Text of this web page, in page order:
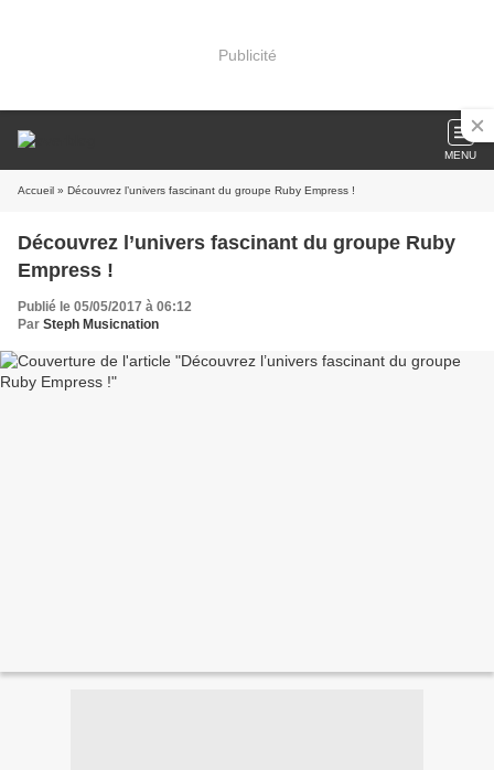
Publicité
MENU
Accueil » Découvrez l’univers fascinant du groupe Ruby Empress !
Découvrez l’univers fascinant du groupe Ruby
Empress !
Publié le 05/05/2017 à 06:12
Par Steph Musicnation